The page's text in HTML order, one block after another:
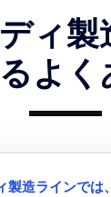
ィ製
よ
製造ラインでは